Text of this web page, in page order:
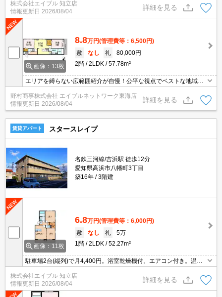
株式会社エイブル 知立店
情報更新日 2026/08/04
詳細を見る
画像：13枚
8.8万円(管理費等：6,500円)
敷
なし 礼
80,000円
2階
2LDK 57.78m²
エリアを縛らない広範囲紹介が自慢！公平な視点でベストな地域を
ご提案します。現地集合・オンライン対応！
野村商事株式会社 エイブルネットワーク東海店
情報更新日 2026/08/04
詳細を見る
賃貸アパート スタースレイプ
名鉄三河線/吉浜駅 徒歩12分
愛知県高浜市八幡町3丁目
築16年
3階建
画像：11枚
6.8万円(管理費等：6,000円)
敷
なし 礼
5万
1階
2LDK 52.27m²
駐車場2台(縦列)で月4,400円。浴室乾燥機付。エアコン付き。温水
洗浄便座付き。保証会社加入要(初回35,000円、月額総支払額の1％
+800円/月)。
株式会社エイブル 知立店
情報更新日 2026/08/04
詳細を見る